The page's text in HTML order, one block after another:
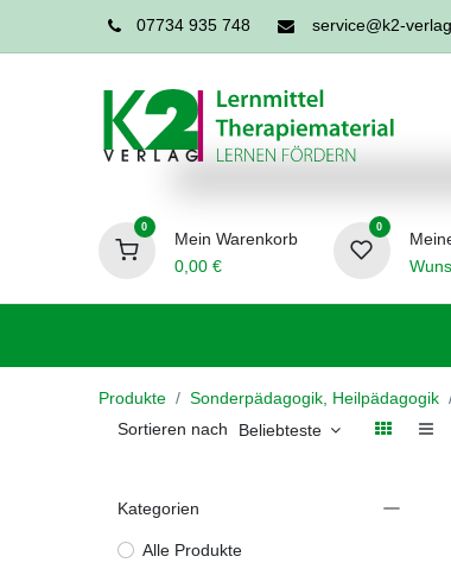
07734 935 748 service@k2-
0
Mein Warenkorb
0,00€
0
Produkte Sonderpädagogik, Heilpädagogik
Sortieren nach
Beliebteste
Kategorien
Alle Produkte